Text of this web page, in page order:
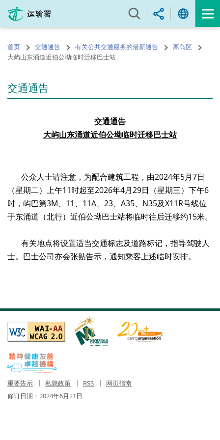
内
的首页 交通通告 有关公共交通服务的最新通告
离岛区
大屿山东涌道近伯公坳临时迁移巴士站
交通通告
交通通告
大屿山东涌道近伯公坳临时迁移巴士站
公众人士请注意，为配合建筑工程，由2024年5月7日
（星期二）上午11时起至2026年4月29日（星期三）下午6
时，屿巴第3M、11、11A、23、A35、N35及X11R号线位
于东涌道（北行）近伯公坳巴士站将临时往后迁移约15米。
有关地点将设置适当交通标志及道路标记，指导驾驶人
士。巴士公司亦会张贴告示，通知乘客上述临时安排。
重要告示 私隐政策 RSS
网页指南
修订日期： 2024年6月21日